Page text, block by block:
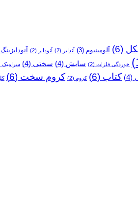
(6) آلومینیوم (3) آندایز (2) آنودایز (2) آنودایزینگ
خوردگی فلزات (2) سایش (4) سختی (4) سرامیک
(4) کتاب (6) کروم (2) کروم سخت (6)